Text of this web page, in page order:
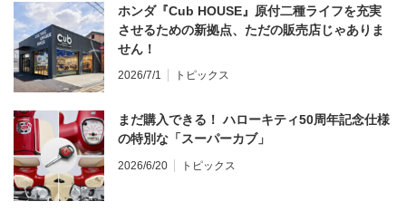
ホンダ『Cub HOUSE』原付二種ライフを充実
させるための新拠点、ただの販売店じゃありま
せん！
2026/7/1 トピックス
まだ購入できる！ ハローキティ50周年記念仕様
の特別な「スーパーカブ」
2026/6/20 トピックス